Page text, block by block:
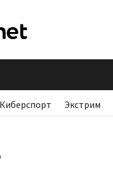
Киберспорт Экстрим